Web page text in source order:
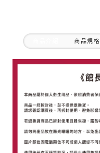
商品規格